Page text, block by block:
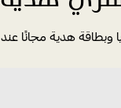
هدية مجانًا عند